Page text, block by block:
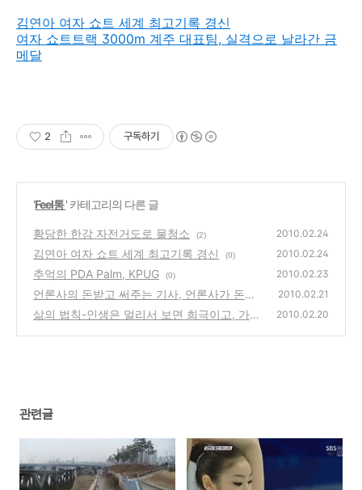
김연아 여자 쇼트 세계 최고기록 경신
여자 쇼트트랙 3000m 계주 대표팀, 실격으로 날라간 금
메달
2 구독하기
'Feel통' 카테고리의 다른 글
황당한 한강 자전거도로 물청소 (2) 2010.02.24
김연아 여자 쇼트 세계 최고기록 경신 (0) 2010.02.24
추억의 PDA Palm, KPUG (0) 2010.02.23
언론사의 돈받고 써주는 기사, 언론사가 돈받
고 뽑는 브랜드대상
(2)
2010.02.21
삶의 법칙-인생은 멀리서 보면 희극이고, 가까
2010.02.20
관련글